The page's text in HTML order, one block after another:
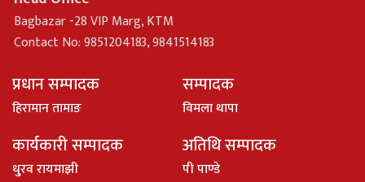
Bagbazar -28 VIP Marg, KTM
Contact No: 9851204183, 9841514183
प्रधान सम्पादक
हिरामान तामाङ
सम्पादक
विमला थापा
कार्यकारी सम्पादक
धु्रव रायमाझी
अतिथि सम्पादक
पी पाण्डे